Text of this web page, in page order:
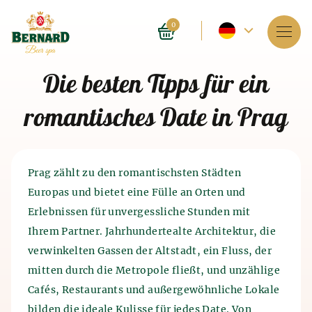
Aktuelle
–
Englisch
0
Dienstleistungen
Über das Spa
Preise
E-shop
Blog
FAQ
Die besten Tipps für ein
romantisches Date in Prag
Prag zählt zu den romantischsten Städten
Europas und bietet eine Fülle an Orten und
Erlebnissen für unvergessliche Stunden mit
Ihrem Partner. Jahrhundertealte Architektur, die
verwinkelten Gassen der Altstadt, ein Fluss, der
mitten durch die Metropole fließt, und unzählige
Cafés, Restaurants und außergewöhnliche Lokale
bilden die ideale Kulisse für jedes Date. Von
Geschichte der Bierbäder
Das Spa an sich entstand vor 4.000 Jahren in Indien.
Auch die alten Chinesen und Ägypter kannten die
wohltuende Wirkung des Spas auf den menschlichen
Geschichte derBier- und
Malzproduktion